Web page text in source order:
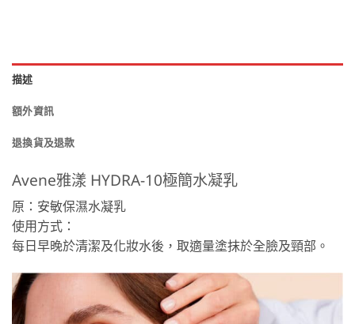
描述
額外資訊
退換貨及退款
Avene雅漾 HYDRA-10極簡水凝乳
原：安敏保濕水凝乳
使用方式：
每日早晚於清潔及化妝水後，取適量塗抹於全臉及頸部。